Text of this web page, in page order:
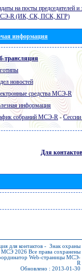
на посты председателей и
R (ИК, СК, ПСК, КГР)
информация
трансляция
новостей
средства МСЭ-R
информация
собраний МСЭ-R -
Для контактов
для контактов - Знак охраны
МСЭ 2026 Все права сохранены
Web-страницы МСЭ-
R
Обновлено : 2013-01-30